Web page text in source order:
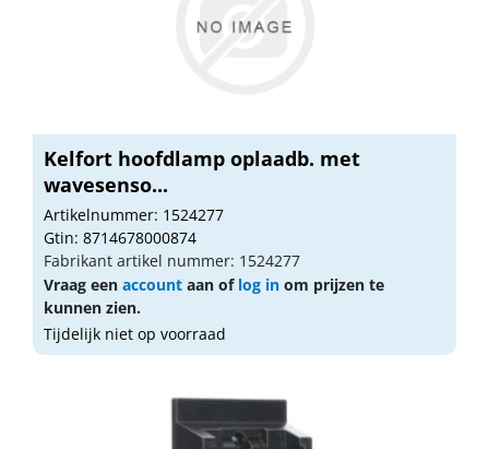
Kelfort hoofdlamp oplaadb. met
wavesenso...
Artikelnummer: 1524277
Gtin: 8714678000874
Fabrikant artikel nummer: 1524277
Vraag een account aan of log in om prijzen te
kunnen zien.
Tijdelijk niet op voorraad